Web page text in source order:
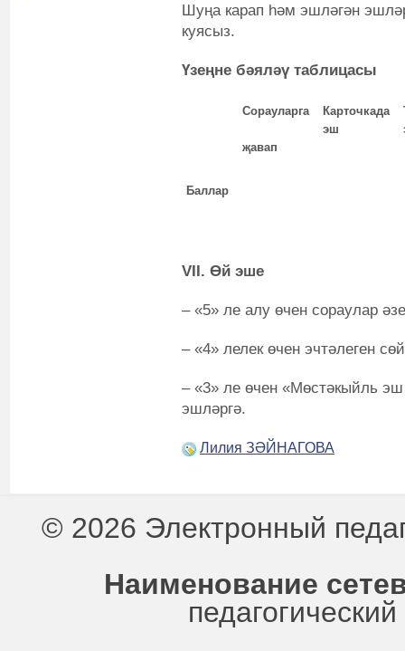
Шуңа карап һәм эшләгән
куясыз.
Үзеңне бәяләү таблицасы
Сорауларга
җавап
Карточкада
эш
Баллар
VII. Өй эше
– «5» ле алу өчен сораулар
– «4» лелек өчен эчтәлеген
– «3» ле өчен «Мөстәкыйль
эшләргә.
Лилия ЗӘЙНАГОВА
© 2026 Электронный
Наименование